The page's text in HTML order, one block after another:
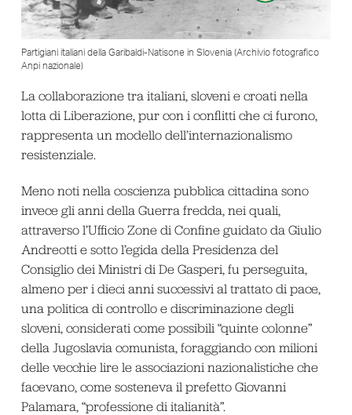
Partigiani italiani della Garibaldi-Natisone in Slovenia (Archivio fotografico
Anpi nazionale)
La collaborazione tra italiani, sloveni e croati nella
lotta di Liberazione, pur con i conflitti che ci furono,
rappresenta un modello dell’internazionalismo
resistenziale.
Meno noti nella coscienza pubblica cittadina sono
invece gli anni della Guerra fredda, nei quali,
attraverso l’Ufficio Zone di Confine guidato da Giulio
Andreotti e sotto l’egida della Presidenza del
Consiglio dei Ministri di De Gasperi, fu perseguita,
almeno per i dieci anni successivi al trattato di pace,
una politica di controllo e discriminazione degli
sloveni, considerati come possibili “quinte colonne”
della Jugoslavia comunista, foraggiando con milioni
delle vecchie lire le associazioni nazionalistiche che
facevano, come sosteneva il prefetto Giovanni
Palamara, “professione di italianità”.